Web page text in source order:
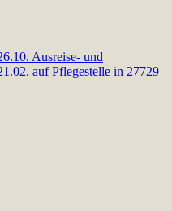
Ausreise- und
auf Pflegestelle in 27729